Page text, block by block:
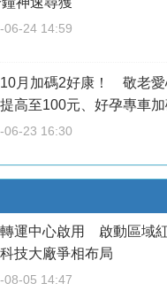
06-24 14:59
月加碼2好康！ 敬老愛
高至100元、好孕專車
06-23 16:30
轉運中心啟用 啟動區域
技大廠爭相布局
08-05 14:47